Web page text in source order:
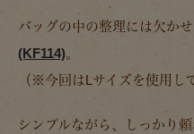
バッグの中の整理には欠か
(KF114)。
（※今回はLサイズを使用し
シンプルながら、しっかり頼